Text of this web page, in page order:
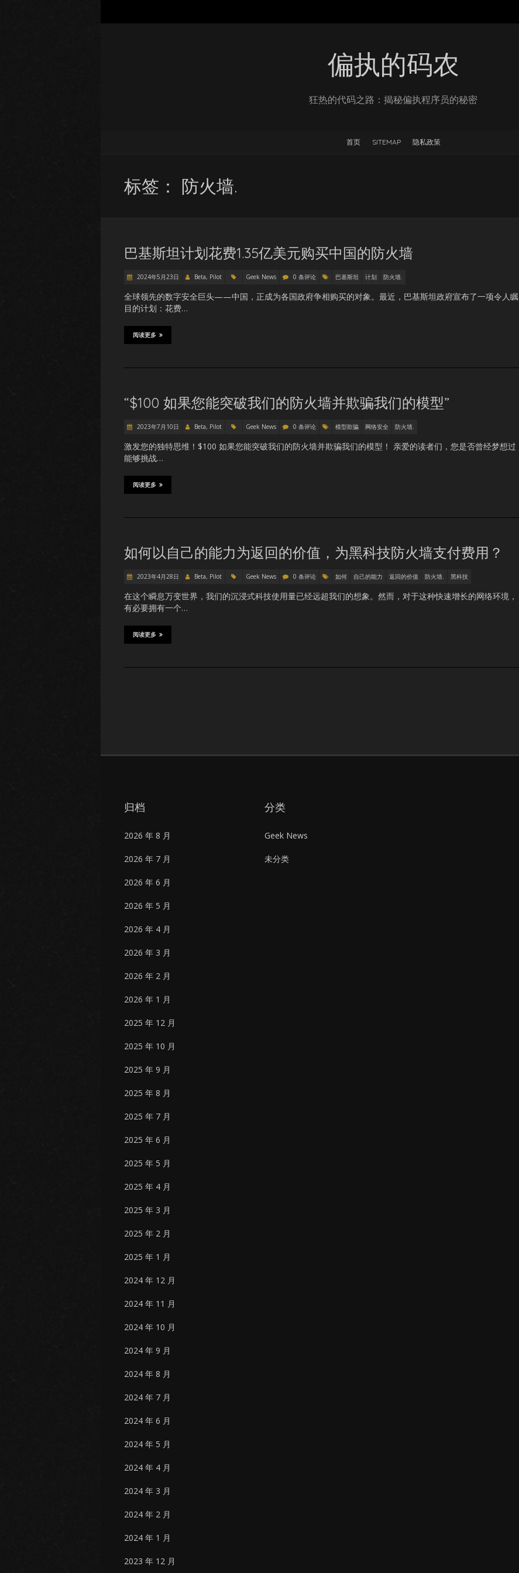
偏执的码农
狂热的代码之路：揭秘偏执程序员的秘密
首页 SITEMAP 隐私政策
标签： 防火墙.
巴基斯坦计划花费1.35亿美元购买中国的防火墙
2024年5月23日 Beta, Pilot Geek News 0 条评论 巴基斯坦 计划 防火墙.
全球领先的数字安全巨头——中国，正成为各国政府争相购买的对象。最近，巴基斯坦政府宣布了一项令人瞩
目的计划：花费…
阅读更多
“$100 如果您能突破我们的防火墙并欺骗我们的模型”
2023年7月10日 Beta, Pilot Geek News 0 条评论 模型欺骗 网络安全 防火墙.
激发您的独特思维！$100 如果您能突破我们的防火墙并欺骗我们的模型！ 亲爱的读者们，您是否曾经梦想过
能够挑战…
阅读更多
如何以自己的能力为返回的价值，为黑科技防火墙支付费用？
2023年4月28日 Beta, Pilot Geek News 0 条评论 如何 自己的能力 返回的价值 防火墙. 黑科技
在这个瞬息万变世界，我们的沉浸式科技使用量已经远超我们的想象。然而，对于这种快速增长的网络环境，
有必要拥有一个…
阅读更多
归档
2026 年 8 月
2026 年 7 月
2026 年 6 月
2026 年 5 月
2026 年 4 月
2026 年 3 月
2026 年 2 月
2026 年 1 月
2025 年 12 月
2025 年 10 月
2025 年 9 月
2025 年 8 月
2025 年 7 月
2025 年 6 月
2025 年 5 月
2025 年 4 月
2025 年 3 月
2025 年 2 月
2025 年 1 月
2024 年 12 月
2024 年 11 月
2024 年 10 月
2024 年 9 月
2024 年 8 月
2024 年 7 月
2024 年 6 月
2024 年 5 月
2024 年 4 月
2024 年 3 月
2024 年 2 月
2024 年 1 月
2023 年 12 月
分类
Geek News
未分类